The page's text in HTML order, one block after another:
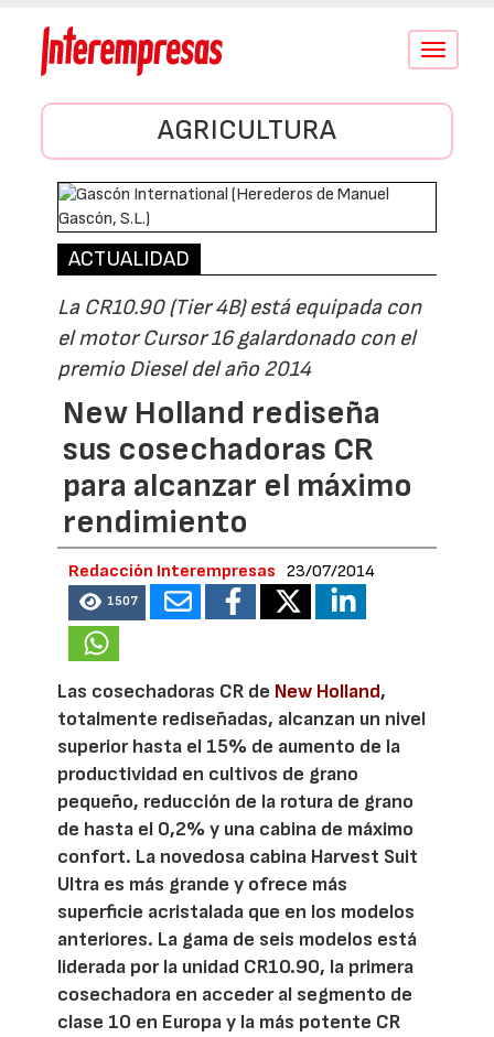
Conmutar
AGRICULTURA
ACTUALIDAD
La CR10.90 (Tier 4B) está equipada con
el motor Cursor 16 galardonado con el
premio Diesel del año 2014
New Holland rediseña
sus cosechadoras CR
para alcanzar el máximo
rendimiento
Redacción Interempresas 23/07/2014
1507
Las cosechadoras CR de New Holland,
totalmente rediseñadas, alcanzan un nivel
superior hasta el 15% de aumento de la
productividad en cultivos de grano
pequeño, reducción de la rotura de grano
de hasta el 0,2% y una cabina de máximo
confort. La novedosa cabina Harvest Suit
Ultra es más grande y ofrece más
superficie acristalada que en los modelos
anteriores. La gama de seis modelos está
liderada por la unidad CR10.90, la primera
cosechadora en acceder al segmento de
clase 10 en Europa y la más potente CR